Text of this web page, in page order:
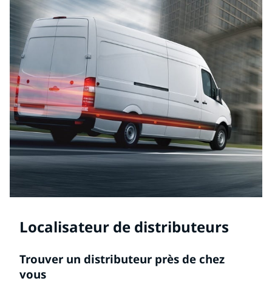
Localisateur de distributeurs
Trouver un distributeur près de chez
vous